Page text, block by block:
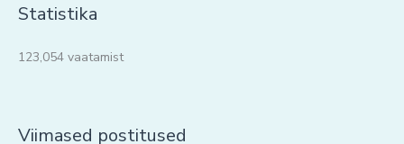
Statistika
123,054 vaatamist
Viimased postitused